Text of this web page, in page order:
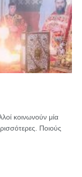
κοινωνούν μία
Ποιούς